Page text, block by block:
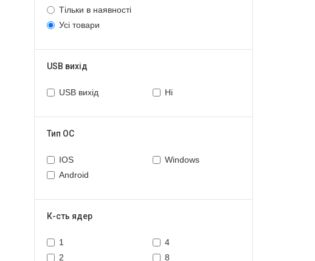
Тільки в наявності
Усі товари
USB вихід
USB вихід Ні
Тип ОС
IOS
Android
Windows
К-сть ядер
1
2
4
8